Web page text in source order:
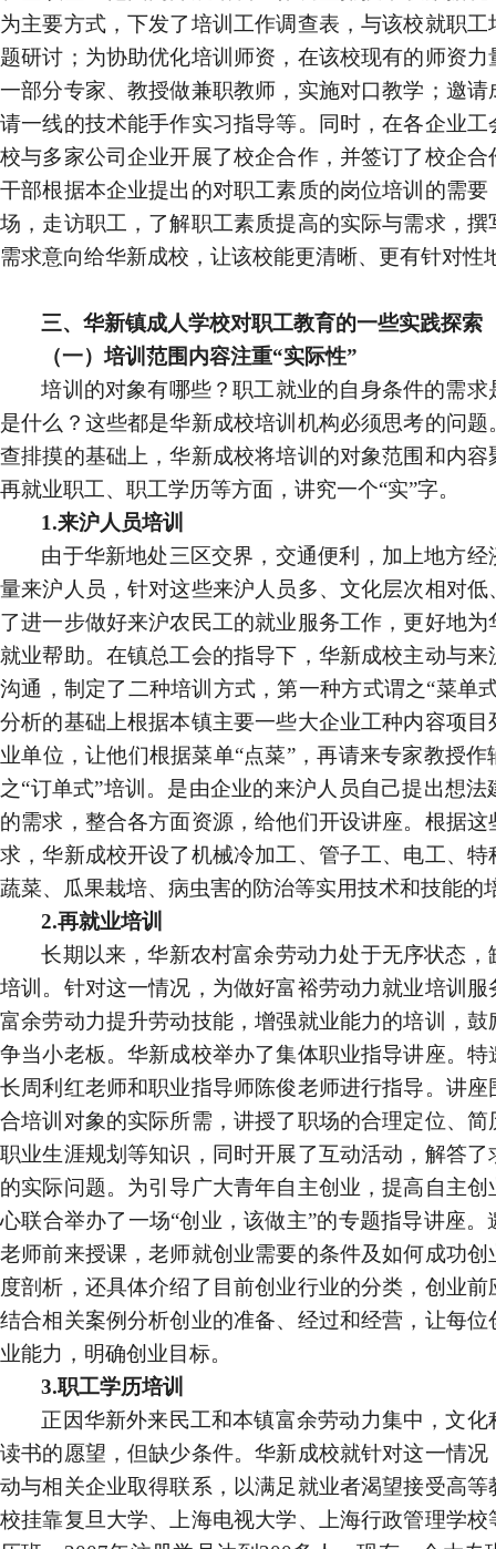
为主要方式，下发了培训工作调查表，与该校就职
题研讨；为协助优化培训师资，在该校现有的师资
一部分专家、教授做兼职教师，实施对口教学；邀
请一线的技术能手作实习指导等。同时，在各企业
校与多家公司企业开展了校企合作，并签订了校企
干部根据本企业提出的对职工素质的岗位培训的需
场，走访职工，了解职工素质提高的实际与需求，
需求意向给华新成校，让该校能更清晰、更有针对性
三、华新镇成人学校对职工教育的一些实践探索
（一）培训范围内容注重“实际性”
培训的对象有哪些？职工就业的自身条件的需
是什么？这些都是华新成校培训机构必须思考的问
查排摸的基础上，华新成校将培训的对象范围和内
再就业职工、职工学历等方面，讲究一个“实”字。
1.来沪人员培训
由于华新地处三区交界，交通便利，加上地方
量来沪人员，针对这些来沪人员多、文化层次相对
了进一步做好来沪农民工的就业服务工作，更好地
就业帮助。在镇总工会的指导下，华新成校主动与
沟通，制定了二种培训方式，第一种方式谓之“菜单
分析的基础上根据本镇主要一些大企业工种内容项
业单位，让他们根据菜单“点菜”，再请来专家教授
之“订单式”培训。是由企业的来沪人员自己提出想
的需求，整合各方面资源，给他们开设讲座。 根据这
求，华新成校开设了机械冷加工、管子工、电工、
蔬菜、瓜果栽培、病虫害的防治等实用技术和技能的
2.再就业培训
长期以来，华新农村富余劳动力处于无序状态，
培训。针对这一情况，为做好富裕劳动力就业培训
富余劳动力提升劳动技能，增强就业能力的培训，
争当小老板。华新成校举办了集体职业指导讲座。
长周利红老师和职业指导师陈俊老师进行指导。讲
合培训对象的实际所需，讲授了职场的合理定位、
职业生涯规划等知识，同时开展了互动活动，解答
的实际问题。为引导广大青年自主创业，提高自主
心联合举办了一场“创业，该做主”的专题指导讲座
老师前来授课，老师就创业需要的条件及如何成功
度剖析，还具体介绍了目前创业行业的分类，创业
结合相关案例分析创业的准备、经过和经营，让每
业能力，明确创业目标。
3.职工学历培训
正因华新外来民工和本镇富余劳动力集中，文
读书的愿望，但缺少条件。华新成校就针对这一情
动与相关企业取得联系，以满足就业者渴望接受高
校挂靠复旦大学、上海电视大学、上海行政管理学